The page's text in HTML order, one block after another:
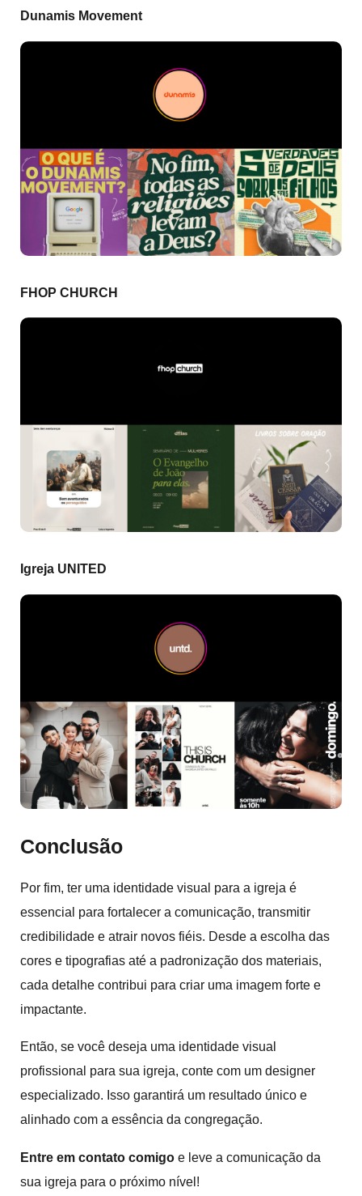
Dunamis Movement
FHOP CHURCH
Igreja UNITED
Conclusão
Por fim, ter uma identidade visual para a igreja é
essencial para fortalecer a comunicação, transmitir
credibilidade e atrair novos fiéis. Desde a escolha das
cores e tipografias até a padronização dos materiais,
cada detalhe contribui para criar uma imagem forte e
impactante.
Então, se você deseja uma identidade visual
profissional para sua igreja, conte com um designer
especializado. Isso garantirá um resultado único e
alinhado com a essência da congregação.
Entre em contato comigo e leve a comunicação da
sua igreja para o próximo nível!